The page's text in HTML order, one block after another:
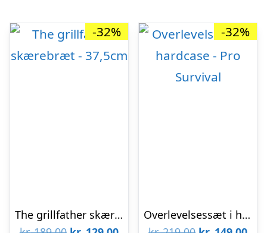
-32%
The grillfather skærebræt – 37,5cm
-32%
Overlevelsessæt i hardcase – Pro Survival